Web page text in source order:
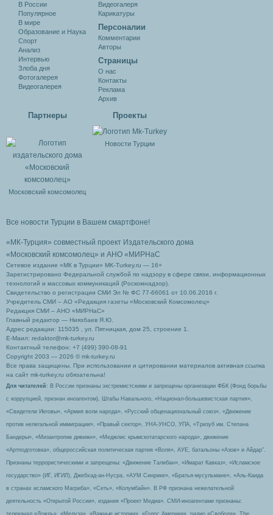
В России
Популярное
В мире
Образование и Наука
Спорт
Анализ
Интервью
Злоба дня
Фотогалерея
Видеогалерея
Видеогалеря
Карикатуры
Персоналии
Комментарии
Авторы
Cтраницы
О нас
Контакты
Реклама
Архив
Партнеры
Московский комсомолец
Проекты
Новости Турции
Все новости Турции в Вашем смартфоне!
«МК-Турция» совместный проект Издательского дома
«Московский комсомолец» и АНО «МИРНаС
Сетевое издание «МК в Турции» MK-Turkey.ru — 16+
Зарегистрировано Федеральной службой по надзору в сфере связи, информационных
технологий и массовых коммуникаций (Роскомнадзор).
Свидетельство о регистрации СМИ Эл № ФС 77-66061 от 10.06.2016 г.
Учредитель СМИ – АО «Редакция газеты «Московский Комсомолец»
Редакция СМИ – АНО «МИРНаС»
Главный редактор — Ниязбаев Я.Ю.
Адрес редакции: 115035 , ул. Пятницкая, дом 25, строение 1.
Е-Маил: redaktor@mk-turkey.ru
Контактный телефон: +7 (499) 390-08-91
Copyright 2003 — 2026 © mk-turkey.ru
Все права защищены. При использовании и цитировании материалов активная ссылка
на сайт mk-turkey.ru обязательна!
Для читателей : В России признаны экстремистскими и запрещены организации ФБК (Фонд борьбы
с коррупцией, признан иноагентом), Штабы Навального, «Национал-большевистская партия»,
«Свидетели Иеговы», «Армия воли народа», «Русский общенациональный союз», «Движение
против нелегальной иммиграции», «Правый сектор», УНА-УНСО, УПА, «Тризуб им. Степана
Бандеры», «Мизантропик дивижн», «Меджлис крымскотатарского народа», движение
«Артподготовка», общероссийская политическая партия «Воля», АУЕ, батальоны «Азов» и Айдар″.
Признаны террористическими и запрещены: «Движение Талибан», «Имарат Кавказ», «Исламское
государство» (ИГ, ИГИЛ), Джебхад-ан-Нусра, «АУМ Синрике», «Братья-мусульмане», «Аль-Каида
в странах исламского Магриба», «Сеть», «Колумбайн». В РФ признана нежелательной
деятельность «Открытой России», издания «Проект Медиа». СМИ-иноагентами признаны:
телеканал «Дождь», «Медуза», «Важные истории», «Голос Америки», радио «Свобода», The